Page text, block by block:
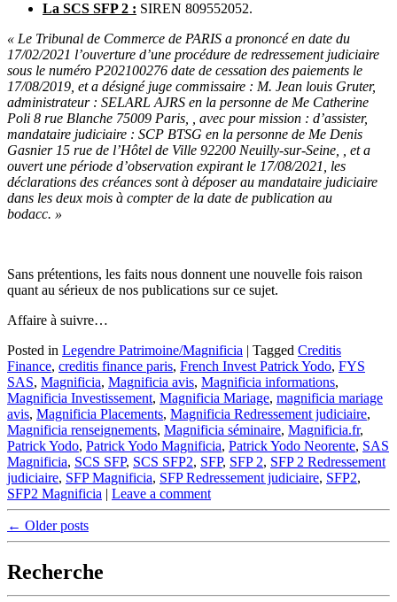
La SCS SFP 2 : SIREN 809552052.
« Le Tribunal de Commerce de PARIS a prononcé en date du
17/02/2021 l’ouverture d’une procédure de redressement judiciaire
sous le numéro P202100276 date de cessation des paiements le
17/08/2019, et a désigné juge commissaire : M. Jean louis Gruter,
administrateur : SELARL AJRS en la personne de Me Catherine
Poli 8 rue Blanche 75009 Paris, , avec pour mission : d’assister,
mandataire judiciaire : SCP BTSG en la personne de Me Denis
Gasnier 15 rue de l’Hôtel de Ville 92200 Neuilly-sur-Seine, , et a
ouvert une période d’observation expirant le 17/08/2021, les
déclarations des créances sont à déposer au mandataire judiciaire
dans les deux mois à compter de la date de publication au
bodacc. »
Sans prétentions, les faits nous donnent une nouvelle fois raison
quant au sérieux de nos publications sur ce sujet.
Affaire à suivre…
Posted in Legendre Patrimoine/Magnificia | Tagged Creditis
Finance, creditis finance paris, French Invest Patrick Yodo, FYS
SAS, Magnificia, Magnificia avis, Magnificia informations,
Magnificia Investissement, Magnificia Mariage, magnificia mariage
avis, Magnificia Placements, Magnificia Redressement judiciaire,
Magnificia renseignements, Magnificia séminaire, Magnificia.fr,
Patrick Yodo, Patrick Yodo Magnificia, Patrick Yodo Neorente, SAS
Magnificia, SCS SFP, SCS SFP2, SFP, SFP 2, SFP 2 Redressement
judiciaire, SFP Magnificia, SFP Redressement judiciaire, SFP2,
SFP2 Magnificia | Leave a comment
Post
navigation
← Older posts
Recherche